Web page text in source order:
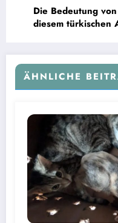
Die Bedeutung
diesem türkischen
ÄHNLICHE